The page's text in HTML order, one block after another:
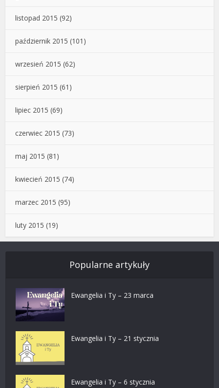
listopad 2015 (92)
październik 2015 (101)
wrzesień 2015 (62)
sierpień 2015 (61)
lipiec 2015 (69)
czerwiec 2015 (73)
maj 2015 (81)
kwiecień 2015 (74)
marzec 2015 (95)
luty 2015 (19)
Popularne artykuły
Ewangelia i Ty – 23 marca
Ewangelia i Ty – 21 stycznia
Ewangelia i Ty – 6 stycznia